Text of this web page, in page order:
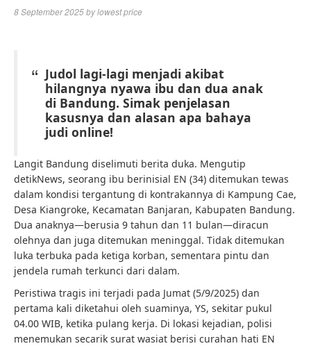
8 September 2025bylowest price
Judol lagi-lagi menjadi akibat
hilangnya nyawa ibu dan dua anak
di Bandung. Simak penjelasan
kasusnya dan alasan apa bahaya
judi online!
Langit Bandung diselimuti berita duka. Mengutip
detikNews, seorang ibu berinisial EN (34) ditemukan tewas
dalam kondisi tergantung di kontrakannya di Kampung Cae,
Desa Kiangroke, Kecamatan Banjaran, Kabupaten Bandung.
Dua anaknya—berusia 9 tahun dan 11 bulan—diracun
olehnya dan juga ditemukan meninggal. Tidak ditemukan
luka terbuka pada ketiga korban, sementara pintu dan
jendela rumah terkunci dari dalam.
Peristiwa tragis ini terjadi pada Jumat (5/9/2025) dan
pertama kali diketahui oleh suaminya, YS, sekitar pukul
04.00 WIB, ketika pulang kerja. Di lokasi kejadian, polisi
menemukan secarik surat wasiat berisi curahan hati EN